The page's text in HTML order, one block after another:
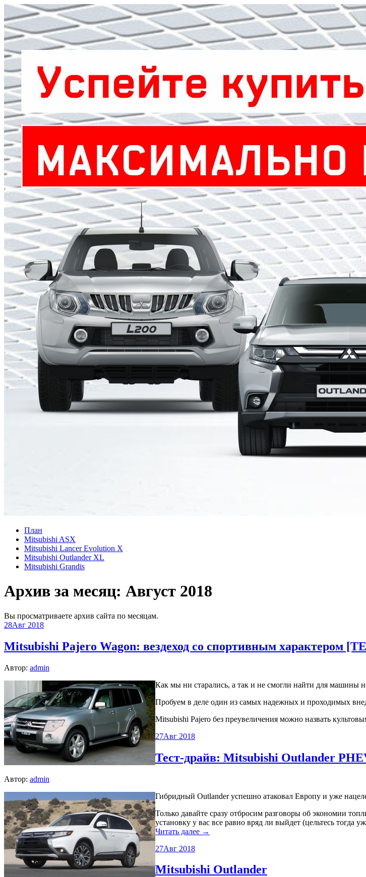
План
Mitsubishi ASX
Mitsubishi Lancer Evolution X
Mitsubishi Outlander XL
Mitsubishi Grandis
Архив за месяц: Август 2018
Вы просматриваете архив сайта по месяцам.
28Авг 2018
Mitsubishi Pajero Wagon: вездеход со спортивным характером
Автор: admin
Как мы ни старались, а так и не смогли найти для
Пробуем в деле один из самых надежных и проходимых
Mitsubishi Pajero без преувеличения можно назвать
27Авг 2018
Тест-драйв: Mitsubishi Outlander
Автор: admin
Гибридный Outlander успешно атаковал Европу и уже
Только давайте сразу отбросим разговоры об экономии
установку у вас все равно вряд ли выйдет (цельтесь тогда
Читать далее →
27Авг 2018
Mitsubishi Outlander